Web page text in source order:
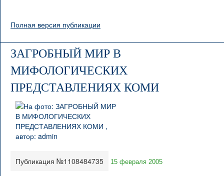
Полная версия публикации
ЗАГРОБНЫЙ МИР В
МИФОЛОГИЧЕСКИХ
ПРЕДСТАВЛЕНИЯХ КОМИ
Публикация №1108484735 15 февраля 2005